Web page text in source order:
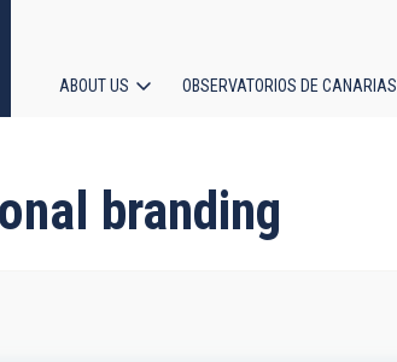
navigation
ABOUT US OBSERVATORIOS DE CANARIAS
branding